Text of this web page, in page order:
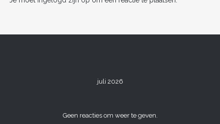
juli 2026
Geen reacties om weer te geven.